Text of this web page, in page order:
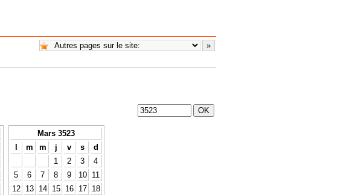
Mars 3523
l
m m j v s
d
1
2 3
4
5
6 7 8 9 10
11
12
13 14 15 16 17
18